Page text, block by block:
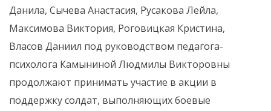
Данила, Сычева Анастасия, Русакова Лейла,
Максимова Виктория, Роговицкая Кристина,
Власов Даниил под руководством педагога-
психолога Камыниной Людмилы Викторовны
продолжают принимать участие в акции в
поддержку солдат, выполняющих боевые